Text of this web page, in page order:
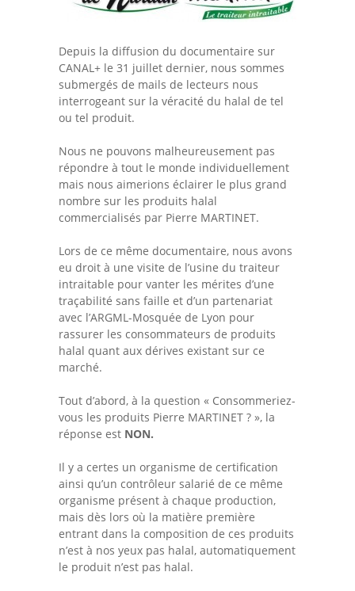
Depuis la diffusion du documentaire sur
CANAL+ le 31 juillet dernier, nous sommes
submergés de mails de lecteurs nous
interrogeant sur la véracité du halal de tel
ou tel produit.
Nous ne pouvons malheureusement pas
répondre à tout le monde individuellement
mais nous aimerions éclairer le plus grand
nombre sur les produits halal
commercialisés par Pierre MARTINET.
Lors de ce même documentaire, nous avons
eu droit à une visite de l’usine du traiteur
intraitable pour vanter les mérites d’une
traçabilité sans faille et d’un partenariat
avec l’ARGML-Mosquée de Lyon pour
rassurer les consommateurs de produits
halal quant aux dérives existant sur ce
marché.
Tout d’abord, à la question « Consommeriez-
vous les produits Pierre MARTINET ? », la
réponse est NON.
Il y a certes un organisme de certification
ainsi qu’un contrôleur salarié de ce même
organisme présent à chaque production,
mais dès lors où la matière première
entrant dans la composition de ces produits
n’est à nos yeux pas halal, automatiquement
le produit n’est pas halal.